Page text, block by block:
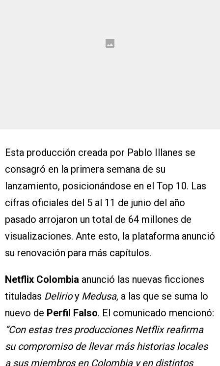
Esta producción creada por Pablo Illanes se
consagró en la primera semana de su
lanzamiento, posicionándose en el Top 10. Las
cifras oficiales del 5 al 11 de junio del año
pasado arrojaron un total de 64 millones de
visualizaciones. Ante esto, la plataforma anunció
su renovación para más capítulos.
Netflix Colombia anunció las nuevas ficciones
tituladas Delirioy Medusa, a las que se suma lo
nuevo de Perfil Falso. El comunicado mencionó:
“Con estas tres producciones Netflix reafirma
su compromiso de llevar más historias locales
a sus miembros en Colombia y en distintos